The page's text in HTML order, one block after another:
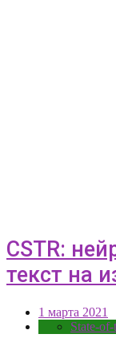
CSTR:
текст на
1 марта 2021
State-